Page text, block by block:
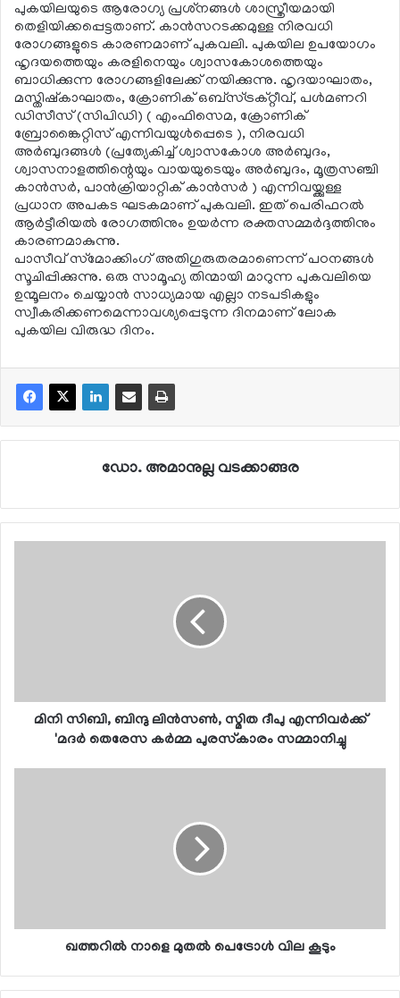
പുകയിലയുടെ ആരോഗ്യ പ്രശ്‌നങ്ങള്‍ ശാസ്ത്രീയമായി
തെളിയിക്കപ്പെട്ടതാണ്. കാന്‍സറടക്കമുള്ള നിരവധി
രോഗങ്ങളുടെ കാരണമാണ് പുകവലി. പുകയില ഉപയോഗം
ഹൃദയത്തെയും കരളിനെയും ശ്വാസകോശത്തെയും
ബാധിക്കുന്ന രോഗങ്ങളിലേക്ക് നയിക്കുന്നു. ഹൃദയാഘാതം,
മസ്തിഷ്‌കാഘാതം, ക്രോണിക് ഒബ്‌സ്ട്രക്റ്റീവ്, പള്‍മണറി
ഡിസീസ് (സിപിഡി) ( എംഫിസെമ, ക്രോണിക്
ബ്രോങ്കൈറ്റിസ് എന്നിവയുള്‍പ്പെടെ ), നിരവധി
അര്‍ബുദങ്ങള്‍ (പ്രത്യേകിച്ച് ശ്വാസകോശ അര്‍ബുദം,
ശ്വാസനാളത്തിന്റെയും വായയുടെയും അര്‍ബുദം, മൂത്രസഞ്ചി
കാന്‍സര്‍, പാന്‍ക്രിയാറ്റിക് കാന്‍സര്‍ ) എന്നിവയ്ക്കുള്ള
പ്രധാന അപകട ഘടകമാണ് പുകവലി. ഇത് പെരിഫറല്‍
ആര്‍ട്ടീരിയല്‍ രോഗത്തിനും ഉയര്‍ന്ന രക്തസമ്മര്‍ദ്ദത്തിനും
കാരണമാകുന്നു.
പാസീവ് സ്‌മോക്കിംഗ് അതിഗുരുതരമാണെന്ന് പഠനങ്ങള്‍
സൂചിപ്പിക്കുന്നു. ഒരു സാമൂഹ്യ തിന്മായി മാറുന്ന പുകവലിയെ
ഉന്മൂലനം ചെയ്യാന്‍ സാധ്യമായ എല്ലാ നടപടികളും
സ്വീകരിക്കണമെന്നാവശ്യപ്പെടുന്ന ദിനമാണ് ലോക
പുകയില വിരുദ്ധ ദിനം.
ഡോ. അമാനുല്ല വടക്കാങ്ങര
മിനി സിബി, ബിന്ദു ലിന്‍സണ്‍, സ്മിത ദീപു എന്നിവര്‍ക്ക്
'മദര്‍ തെരേസ കര്‍മ്മ പുരസ്‌കാരം സമ്മാനിച്ചു
ഖത്തറിൽ നാളെ മുതൽ പെട്രോൾ വില കൂടും